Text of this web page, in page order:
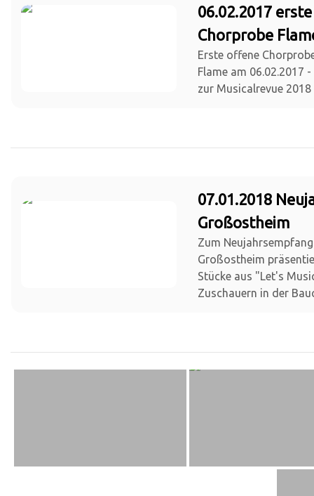
06.02.2017
Chorprobe
Erste offene
Flame am 06.02.2017
zur Musicalrevue 2018
07.01.2018
Großostheim
Zum
Großostheim
Stücke aus "Let's
Zuschauern in der